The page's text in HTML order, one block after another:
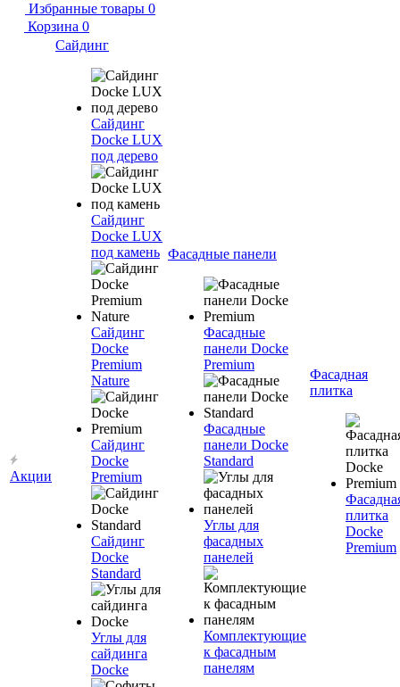
Избранные товары 0
Корзина 0
Акции
Сайдинг
Сайдинг
Docke LUX
под дерево
Сайдинг
Docke LUX
под камень
Сайдинг
Docke
Premium
Nature
Сайдинг
Docke
Premium
Сайдинг
Docke
Standard
Углы для
сайдинга
Docke
Фасадные панели
Фасадные
панели Docke
Premium
Фасадные
панели Docke
Standard
Углы для
фасадных
панелей
Комплектующие
к фасадным
панелям
Фасадная
плитка
плитка
Docke
Premium